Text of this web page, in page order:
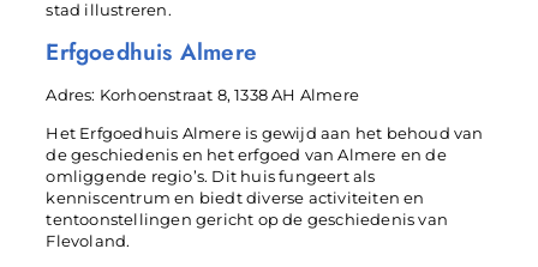
stad illustreren.
Erfgoedhuis Almere
Adres: Korhoenstraat 8, 1338 AH Almere
Het Erfgoedhuis Almere is gewijd aan het behoud van
de geschiedenis en het erfgoed van Almere en de
omliggende regio’s. Dit huis fungeert als
kenniscentrum en biedt diverse activiteiten en
tentoonstellingen gericht op de geschiedenis van
Flevoland.